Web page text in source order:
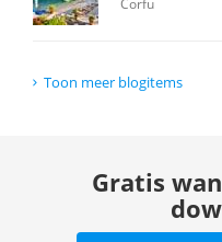
Toon meer blogitems
Gratis